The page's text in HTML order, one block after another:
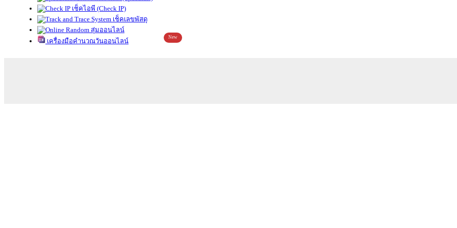
เช็คไอพี (Check IP)
เช็คเลขพัสดุ
สุ่มออนไลน์
เครื่องมือคำนวณวันออนไลน์
New